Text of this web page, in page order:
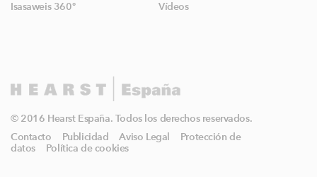
Isasaweis 360º
Vídeos
© 2016 Hearst España. Todos los derechos reservados.
Contacto
Publicidad Aviso Legal
Protección de
datos
Política de cookies